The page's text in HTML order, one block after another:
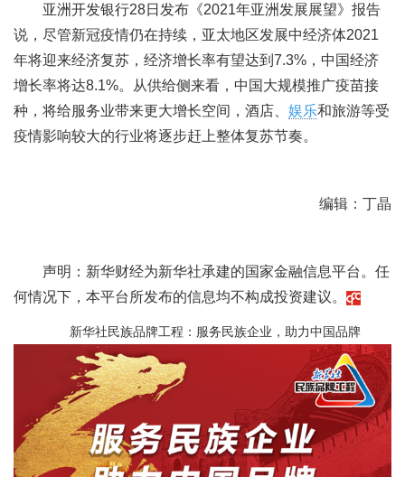
亚洲开发银行28日发布《2021年亚洲发展展望》报告
说，尽管新冠疫情仍在持续，亚太地区发展中经济体2021
年将迎来经济复苏，经济增长率有望达到7.3%，中国经济
增长率将达8.1%。从供给侧来看，中国大规模推广疫苗接
种，将给服务业带来更大增长空间，酒店、 娱乐和旅游等受
疫情影响较大的行业将逐步赶上整体复苏节奏。
编辑：丁晶
声明：新华财经为新华社承建的国家金融信息平台。任
何情况下，本平台所发布的信息均不构成投资建议。
新华社民族品牌工程：服务民族企业，助力中国品牌